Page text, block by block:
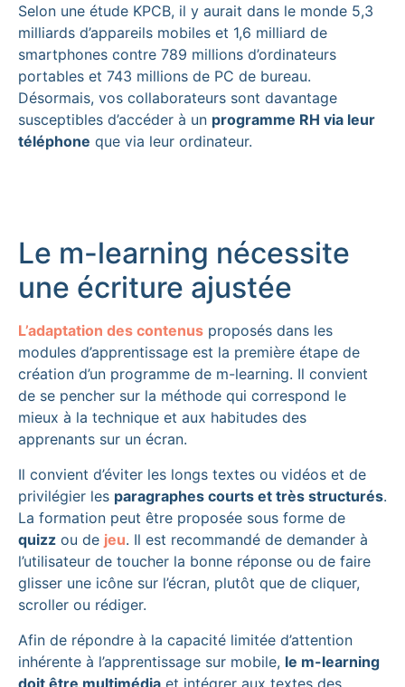
Selon une étude KPCB, il y aurait dans le monde 5,3
milliards d’appareils mobiles et 1,6 milliard de
smartphones contre 789 millions d’ordinateurs
portables et 743 millions de PC de bureau.
Désormais, vos collaborateurs sont davantage
susceptibles d’accéder à un programme RH via leur
téléphone que via leur ordinateur.
Le m-learning nécessite
une écriture ajustée
L’adaptation des contenus proposés dans les
modules d’apprentissage est la première étape de
création d’un programme de m-learning. Il convient
de se pencher sur la méthode qui correspond le
mieux à la technique et aux habitudes des
apprenants sur un écran.
Il convient d’éviter les longs textes ou vidéos et de
privilégier les paragraphes courts et très structurés.
La formation peut être proposée sous forme de
quizz ou de jeu. Il est recommandé de demander à
l’utilisateur de toucher la bonne réponse ou de faire
glisser une icône sur l’écran, plutôt que de cliquer,
scroller ou rédiger.
Afin de répondre à la capacité limitée d’attention
inhérente à l’apprentissage sur mobile, le m-learning
doit être multimédia et intégrer aux textes des